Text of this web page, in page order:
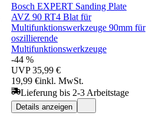
Bosch EXPERT Sanding Plate
AVZ 90 RT4 Blat für
Multifunktionswerkzeuge 90mm für
oszillierende
Multifunktionswerkzeuge
-44 %
UVP 35,99 €
19,99 €inkl. MwSt.
Lieferung bis 2-3 Arbeitstage
Details anzeigen